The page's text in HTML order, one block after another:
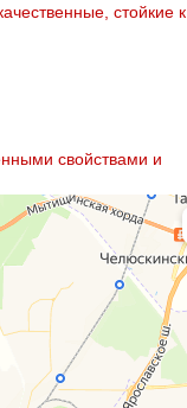
стойкие к
свойствами и